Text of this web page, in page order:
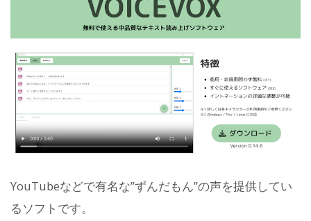
YouTubeなどで有名な”ずんだもん”の声を提供してい
るソフトです。